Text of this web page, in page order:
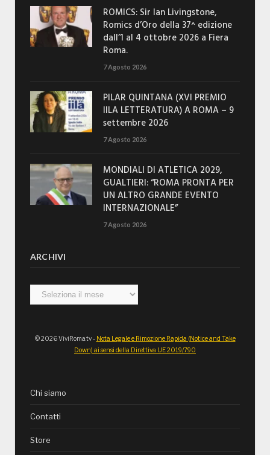
ROMICS: Sir Ian Livingstone,
Romics d’Oro della 37^ edizione
dall’1 al 4 ottobre 2026 a Fiera
Roma.
7 Agosto 2026
PILAR QUINTANA (XVI PREMIO
IILA LETTERATURA) A ROMA – 9
settembre 2026
7 Agosto 2026
MONDIALI DI ATLETICA 2029,
GUALTIERI: “ROMA PRONTA PER
UN ALTRO GRANDE EVENTO
INTERNAZIONALE”
7 Agosto 2026
ARCHIVI
Archivi
© 2026 ViviRoma.tv - Nota Legale e Rimozione Rapida (Notice and Take
Down) ai sensi della Direttiva UE 2019/790
Chi siamo
Contatti
Store